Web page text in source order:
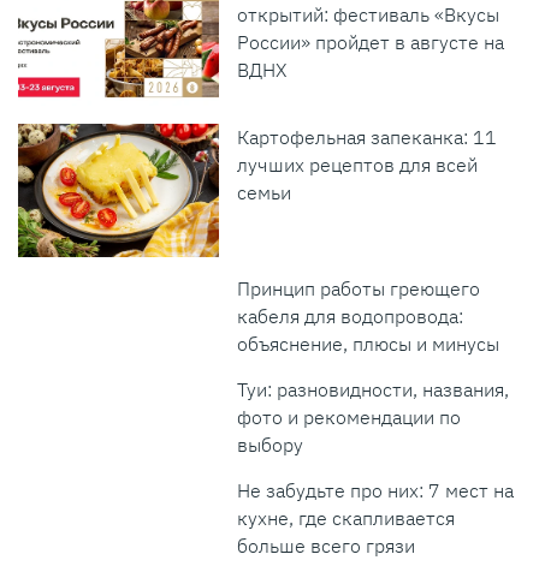
открытий: фестиваль «Вкусы
России» пройдет в августе на
ВДНХ
Картофельная запеканка: 11
лучших рецептов для всей
семьи
Принцип работы греющего
кабеля для водопровода:
объяснение, плюсы и минусы
Туи: разновидности, названия,
фото и рекомендации по
выбору
Не забудьте про них: 7 мест на
кухне, где скапливается
больше всего грязи